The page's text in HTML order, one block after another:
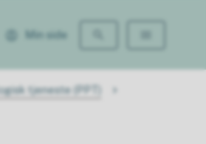
Min side
tjeneste (PPT)